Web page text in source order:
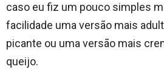
caso eu fiz um pouco simples
facilidade uma versão mais
picante ou uma versão mais
queijo.